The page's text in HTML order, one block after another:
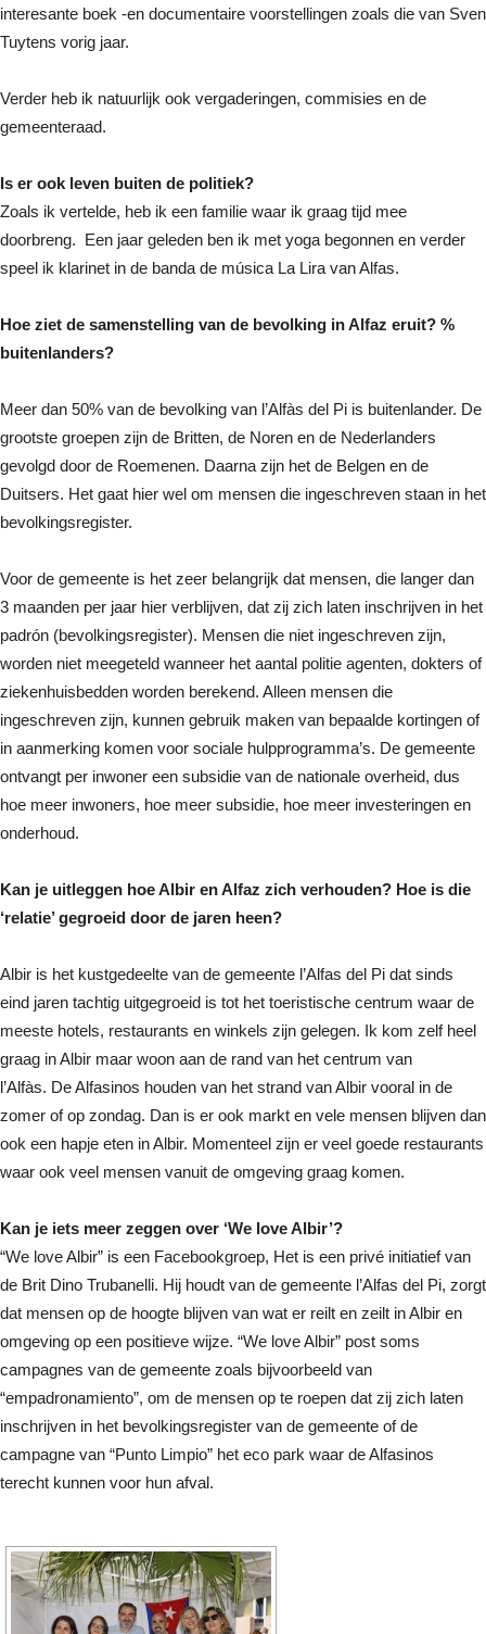
interesante boek -en documentaire voorstellingen zoals die van Sven
Tuytens vorig jaar.
Verder heb ik natuurlijk ook vergaderingen, commisies en de
gemeenteraad.
Is er ook leven buiten de politiek?
Zoals ik vertelde, heb ik een familie waar ik graag tijd mee
doorbreng. Een jaar geleden ben ik met yoga begonnen en verder
speel ik klarinet in de banda de música La Lira van Alfas.
Hoe ziet de samenstelling van de bevolking in Alfaz eruit? %
buitenlanders?
Meer dan 50% van de bevolking van l’Alfàs del Pi is buitenlander. De
grootste groepen zijn de Britten, de Noren en de Nederlanders
gevolgd door de Roemenen. Daarna zijn het de Belgen en de
Duitsers. Het gaat hier wel om mensen die ingeschreven staan in het
bevolkingsregister.
Voor de gemeente is het zeer belangrijk dat mensen, die langer dan
3 maanden per jaar hier verblijven, dat zij zich laten inschrijven in het
padrón (bevolkingsregister). Mensen die niet ingeschreven zijn,
worden niet meegeteld wanneer het aantal politie agenten, dokters of
ziekenhuisbedden worden berekend. Alleen mensen die
ingeschreven zijn, kunnen gebruik maken van bepaalde kortingen of
in aanmerking komen voor sociale hulpprogramma’s. De gemeente
ontvangt per inwoner een subsidie van de nationale overheid, dus
hoe meer inwoners, hoe meer subsidie, hoe meer investeringen en
onderhoud.
Kan je uitleggen hoe Albir en Alfaz zich verhouden? Hoe is die
‘relatie’ gegroeid door de jaren heen?
Albir is het kustgedeelte van de gemeente l’Alfas del Pi dat sinds
eind jaren tachtig uitgegroeid is tot het toeristische centrum waar de
meeste hotels, restaurants en winkels zijn gelegen. Ik kom zelf heel
graag in Albir maar woon aan de rand van het centrum van
l’Alfàs. De Alfasinos houden van het strand van Albir vooral in de
zomer of op zondag. Dan is er ook markt en vele mensen blijven dan
ook een hapje eten in Albir. Momenteel zijn er veel goede restaurants
waar ook veel mensen vanuit de omgeving graag komen.
Kan je iets meer zeggen over ‘We love Albir’?
“We love Albir” is een Facebookgroep, Het is een privé initiatief van
de Brit Dino Trubanelli. Hij houdt van de gemeente l’Alfas del Pi, zorgt
dat mensen op de hoogte blijven van wat er reilt en zeilt in Albir en
omgeving op een positieve wijze. “We love Albir” post soms
campagnes van de gemeente zoals bijvoorbeeld van
“empadronamiento”, om de mensen op te roepen dat zij zich laten
inschrijven in het bevolkingsregister van de gemeente of de
campagne van “Punto Limpio” het eco park waar de Alfasinos
terecht kunnen voor hun afval.